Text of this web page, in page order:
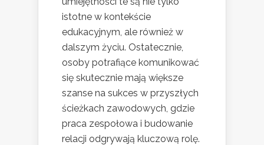
istotne w kontekście
edukacyjnym, ale również w
dalszym życiu. Ostatecznie,
osoby potrafiące komunikować
się skutecznie mają większe
szanse na sukces w przyszłych
ścieżkach zawodowych, gdzie
praca zespołowa i budowanie
relacji odgrywają kluczową rolę.